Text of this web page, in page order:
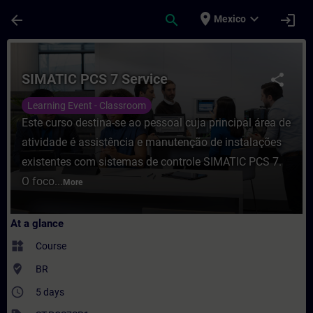
arrow_back search place Mexico expand_more login
Course - SIMATIC PCS 7 Service -
share
SIMATIC PCS 7 Service
Learning Event - Classroom
Este curso destina-se ao pessoal cuja principal área de
atividade é assistência e manutenção de instalações
existentes com sistemas de controle SIMATIC PCS 7.
O foco... More
At a glance
widgets Course
where_to_vote BR
access_time 5 days